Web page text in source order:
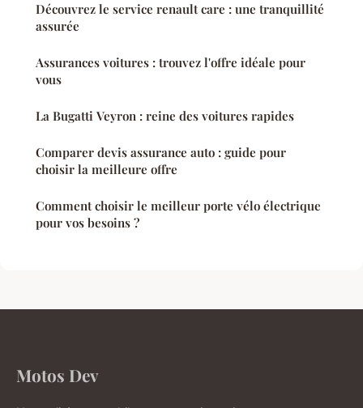
Découvrez le service renault care : une tranquillité
assurée
Assurances voitures : trouvez l'offre idéale pour
vous
La Bugatti Veyron : reine des voitures rapides
Comparer devis assurance auto : guide pour
choisir la meilleure offre
Comment choisir le meilleur porte vélo électrique
pour vos besoins ?
Motos Dev